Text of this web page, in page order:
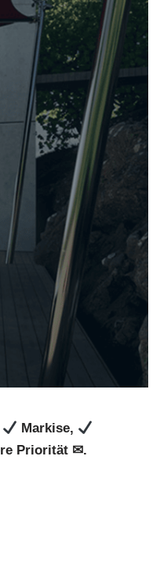
Markise,
Priorität ✉.